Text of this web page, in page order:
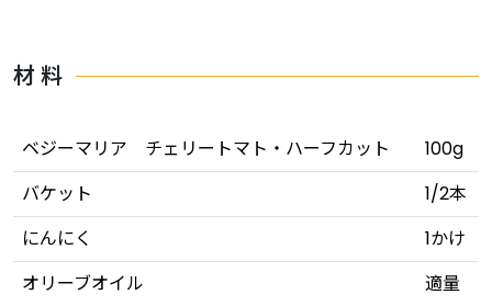
材 料
ベジーマリア チェリートマト・ハーフカット
100g
バケット
1/2本
にんにく
1かけ
オリーブオイル
適量